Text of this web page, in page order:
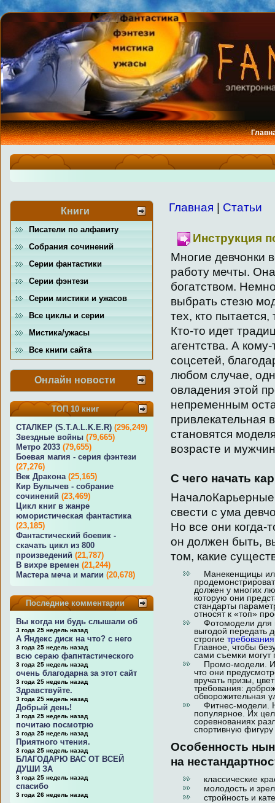
Книги
Писатели по алфавиту
Собрания сочинений
Серии фантастики
Серии фэнтези
Серии мистики и ужасов
Все циклы и серии
Мистика/ужасы
Все книги сайта
Онлайн новости
ТОП 10 книг
СТАЛКЕР (S.T.A.L.K.E.R) (296,249)
Звездные войны (79,665)
Метро 2033 (79,655)
Боевая магия - серия фэнтези
(27,276)
Век Дракона (25,165)
Кир Булычев - собрание
сочинений (23,469)
Цикл книг в жанре
юмористическая фантастика
(23,185)
Фантастический боевик -
скачать цикл из 800
произведений (21,787)
В вихре времен (21,244)
Мастера меча и магии (20,678)
Последние комментарии
Вы когда ни будь слышали об
3 года 25 недель назад
А Яндекс диск на что? с него
3 года 25 недель назад
всю сераю фапнтастического
3 года 25 недель назад
очень благодарна за этот сайт
3 года 25 недель назад
Здравствуйте.
3 года 25 недель назад
Добрый день!
3 года 25 недель назад
почитаю посмотрю
3 года 25 недель назад
Приятного чтения.
3 года 25 недель назад
БЛАГОДАРЮ ВАС ОТ ВСЕЙ
ДУШИ ЗА
3 года 25 недель назад
спасибо
3 года 26 недель назад
Главная Статьи
Инструкция
Многие девчонки
работу мечты.
богатством.
выбрать стезю
тех, кто
Кто-то идет
агентства. А
соцсетей,
любом случае,
овладения этой
непременным
привлекательная
становятся
возрасте и
С чего начать
свести с ума
Но все они когда-
он должен быть,
том, какие
Манекенщицы
должен у многих
которую они
стандарты
относят к «топ»
Фотомодели для
выгодой передать
строгие
Главное, чтобы
сами съемки могут
Промо-модели. И
что они
вручать призы,
требования:
обворожительная
Фитнес-модели.
популярное. Их
соревнованиях
спортивную фигуру
Особенность
на
классические
молодость и
стройность и